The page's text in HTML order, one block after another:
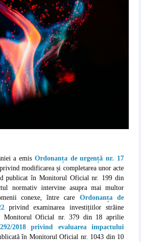
a emis Ordonanța de urgență nr. 17
modificarea și completarea unor acte
publicat în Monitorul Oficial nr. 199 din
normativ intervine asupra mai multor
conexe, între care Ordonanța de
privind examinarea investițiilor străine
Monitorul Oficial nr. 379 din 18 aprilie
2018 privind evaluarea impactului
în Monitorul Oficial nr. 1043 din 10